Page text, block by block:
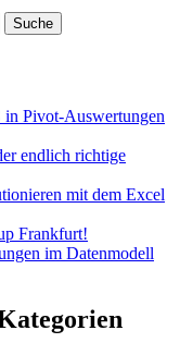
in Pivot-Auswertungen
endlich richtige
mit dem Excel
Frankfurt!
im Datenmodell